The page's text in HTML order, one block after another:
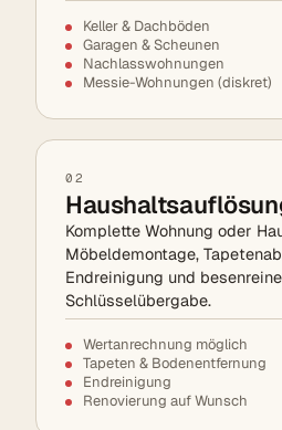
Keller & Dachböden
Garagen & Scheunen
Nachlasswohnungen
Messie-Wohnungen (diskret)
02
Komplette Wohnung oder
Möbeldemontage,
Endreinigung und
Schlüsselübergabe.
Wertanrechnung möglich
Tapeten & Bodenentfernung
Endreinigung
Renovierung auf Wunsch